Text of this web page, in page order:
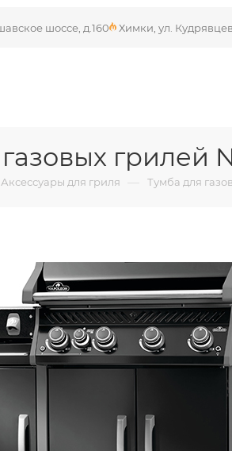
шоссе, д.160 Химки, ул.
грилей
Аксессуары для гриля — Тумба для